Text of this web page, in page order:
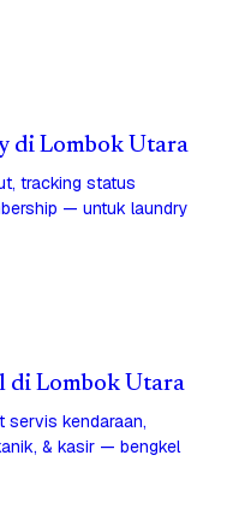
di Lombok Utara
tracking status
— untuk laundry
di Lombok Utara
servis kendaraan,
& kasir — bengkel